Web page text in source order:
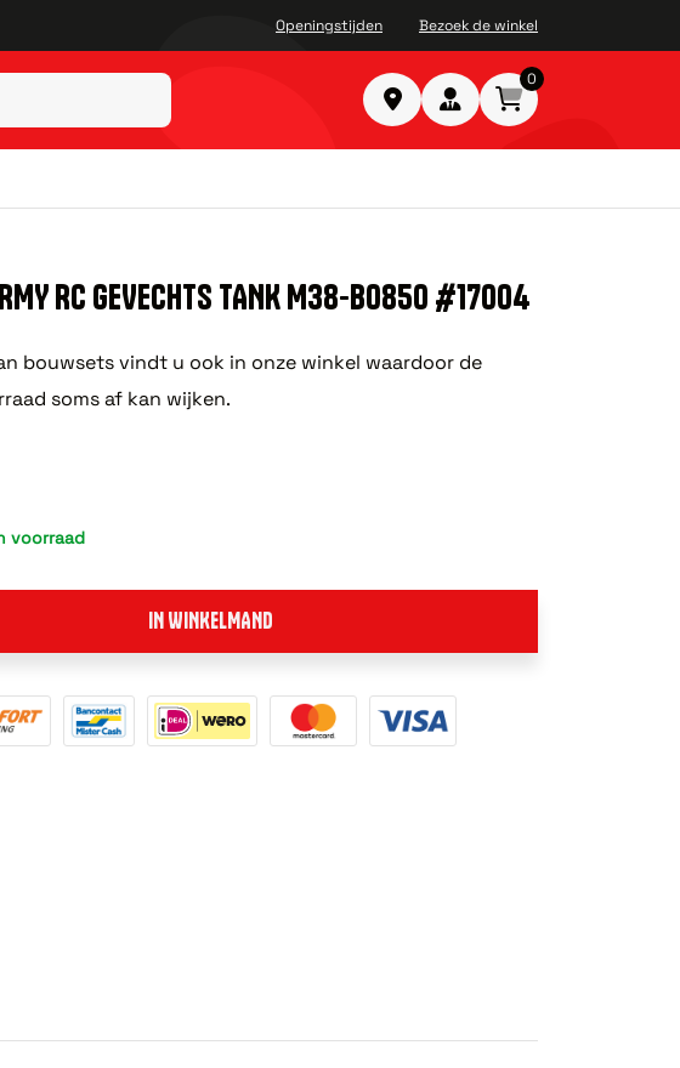
Openingstijden Bezoek de winkel
0
RC GEVECHTS TANK M38-B0850 #17004
bouwsets vindt u ook in onze winkel waardoor de
soms af kan wijken.
voorraad
IN WINKELMAND